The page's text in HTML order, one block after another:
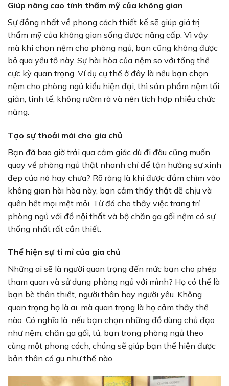
Giúp nâng cao tính thẩm mỹ của không gian
Sự đồng nhất về phong cách thiết kế sẽ giúp giá trị
thẩm mỹ của không gian sống được nâng cấp. Vì vậy
mà khi chọn nệm cho phòng ngủ, bạn cũng không được
bỏ qua yếu tố này. Sự hài hòa của nệm so với tổng thể
cực kỳ quan trọng. Ví dụ cụ thể ở đây là nếu bạn chọn
nệm cho phòng ngủ kiểu hiện đại, thì sản phẩm nệm tối
giản, tinh tế, không rườm rà và nên tích hợp nhiều chức
năng.
Tạo sự thoải mái cho gia chủ
Bạn đã bao giờ trải qua cảm giác dù đi đâu cũng muốn
quay về phòng ngủ thật nhanh chỉ để tận hưởng sự xinh
đẹp của nó hay chưa? Rõ ràng là khi được đắm chìm vào
không gian hài hòa này, bạn cảm thấy thật dễ chịu và
quên hết mọi mệt mỏi. Từ đó cho thấy việc trang trí
phòng ngủ với đồ nội thất và bộ chăn ga gối nệm có sự
thống nhất rất cần thiết.
Thể hiện sự tỉ mỉ của gia chủ
Những ai sẽ là người quan trọng đến mức bạn cho phép
tham quan và sử dụng phòng ngủ với mình? Họ có thể là
bạn bè thân thiết, người thân hay người yêu. Không
quan trọng họ là ai, mà quan trọng là họ cảm thấy thế
nào. Có nghĩa là, nếu bạn chọn những đồ dùng chủ đạo
như nệm, chăn ga gối, tủ, bạn trong phòng ngủ theo
cùng một phong cách, chúng sẽ giúp bạn thể hiện được
bản thân có gu như thế nào.